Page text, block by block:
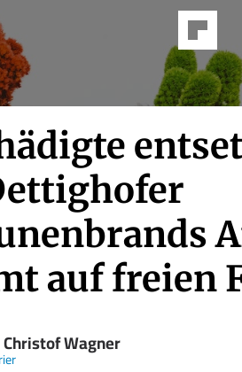
auf freien
Wagner